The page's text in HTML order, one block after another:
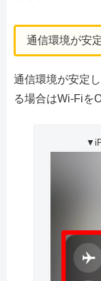
通信環境が安
通信環境が安定
る場合はWi-Fiを